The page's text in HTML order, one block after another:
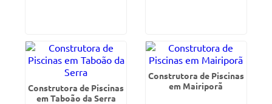
Construtora de Piscinas
em Taboão da Serra
Construtora de Piscinas
em Mairiporã